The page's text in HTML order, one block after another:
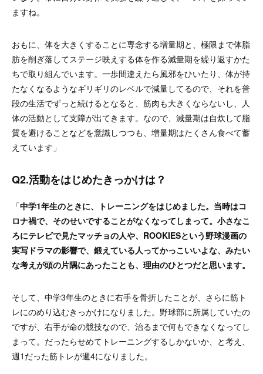
ますね。
おもに、体を大きくすることに専念する増量期と、極限まで体脂
肪を削ぎ落してステージ映えする体を作る減量期を繰り返すかた
ちで取り組んでいます。一歩間違えたら風邪をひいたり、体が持
たなくなるようなギリギリのレベルで減量してるので、それを普
段の生活でずっと続けるとなると、筋肉も大きくならないし、人
体の活動として支障が出てきます。なので、減量期は自炊して脂
質を避けることなどを意識しつつも、増量期はたくさん食べて蓄
えています」
Q2.活動をはじめたきっかけは？
「中学1年生のときに、トレーニングをはじめました。当時はコ
ロナ禍で、そのせいですることがなくなってしまって。小さなこ
ろにテレビで見たマッチョの人や、ROOKIESという野球漫画の
実写ドラマの影響で、鍛えている人ってかっこいいよな、みたい
な考えが頭の片隅にあったことも、理由のひとつだと思います。
そして、中学3年生のときに右手を骨折したことが、さらに筋ト
レにのめり込むきっかけになりました。野球部に所属していたの
ですが、右手が命の競技なので、治るまで何もできなくなってし
まって。だったらせめてトレーニングするしかないか、と考え、
週1だった筋トレが週4になりました。